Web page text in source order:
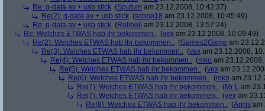
Re: g-data av + usb stick (Sputum am 23.12.2008, 10:42:37)
Re(2): g-data av + usb stick (schop18 am 23.12.2008, 10:45:49)
Re: g-data av + usb stick (Roliboli am 23.12.2008, 13:57:24)
Re: Welches ETWAS hab ihr bekommen.. (vex am 23.12.2008, 10:09:49)
Re(2): Welches ETWAS hab ihr bekommen.. (Games2Game am
Re(3): Welches ETWAS hab ihr bekommen.. (vex am 23.12.2008,
Re(4): Welches ETWAS hab ihr bekommen.. (mko am
Re(5): Welches ETWAS hab ihr bekommen.. (vex am
Re(6): Welches ETWAS hab ihr bekommen.. (mko am
Re(7): Welches ETWAS hab ihr bekommen.. (Mr L am
Re(7): Welches ETWAS hab ihr bekommen.. (vex am
Re(8): Welches ETWAS hab ihr bekommen.. (Arrris am